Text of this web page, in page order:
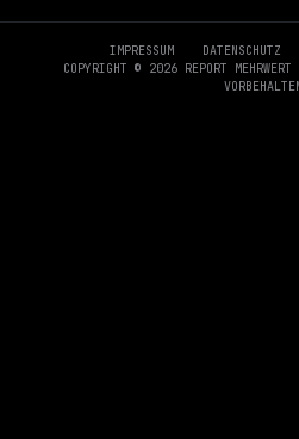
IMPRESSUM DATENSCHUTZ
COPYRIGHT © 2026 REPORT